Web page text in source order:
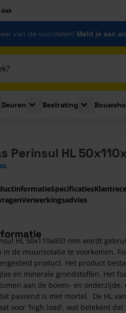
van de voordelen! Meld je aan
submenu for Gevelbekleding
Deuren
Toggle submenu for Deuren
Bestrating
Toggle
Perinsul HL
Specificaties
Verwerkingsadvies
HL 50x110x450 mm wordt
in de muurisolatie te voorkomen.
product. Het product
en minerale grondstoffen. Het
aan de boven- en onderzijde,
passend is met mortel. De HL
voor 'high load', wat betekent